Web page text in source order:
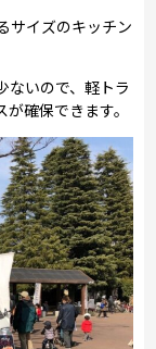
サイズのキッチン
ないので、軽トラ
確保できます。